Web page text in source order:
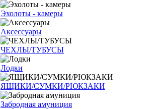
Эхолоты - камеры
Аксессуары
ЧЕХЛЫ/ТУБУСЫ
Лодки
ЯЩИКИ/СУМКИ/РЮКЗАКИ
Забродная амуниция